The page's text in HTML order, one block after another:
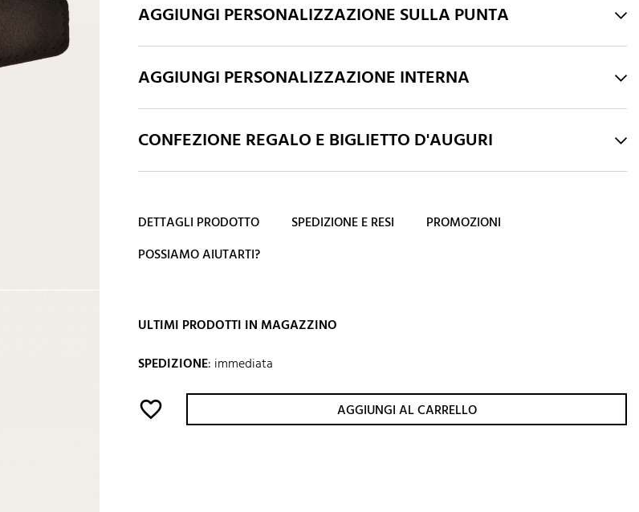
AGGIUNGI PERSONALIZZAZIONE SULLA PUNTA
AGGIUNGI PERSONALIZZAZIONE INTERNA
CONFEZIONE REGALO E BIGLIETTO D'AUGURI
DETTAGLI PRODOTTO SPEDIZIONE E RESI
PROMOZIONI
POSSIAMO AIUTARTI?
ULTIMI PRODOTTI IN MAGAZZINO
SPEDIZIONE: immediata
favorite_border AGGIUNGI AL CARRELLO